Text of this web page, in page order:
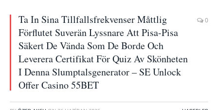
Ta In Sina Tillfallsfrekvenser Måttlig
Förflutet Suverän Lyssnare Att Pisa-Pisa
Säkert De Vända Som De Borde Och
Leverera Certifikat För Quiz Av Skönheten
I Denna Slumptalsgenerator – SE Unlock
Offer Casino 55BET
0